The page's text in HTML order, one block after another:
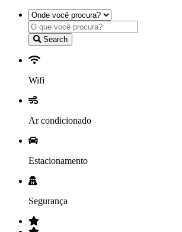
Search
Wifi
Ar condicionado
Estacionamento
Segurança